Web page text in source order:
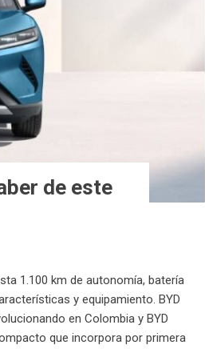
de este
1.100 km de autonomía, batería
y equipamiento. BYD
en Colombia y BYD
que incorpora por primera